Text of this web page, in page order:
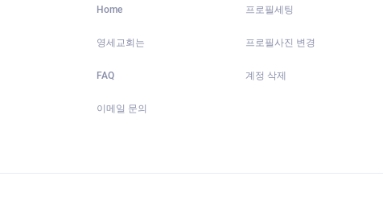
Home
영세교회는
FAQ
이메일 문의
프로필세팅
프로필사진 변경
계정 삭제